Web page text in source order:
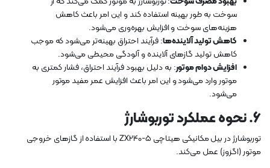
سوخت به طور بهینه استفاده کند و این امر باعث کاهش
هزینه‌های سوخت و افزایش بهره‌وری می‌شود.
کاهش تولید آلاینده‌ها: فرآیند احتراق بهینه‌تر می‌شود که موجب
کاهش تولید گازهای آلاینده و آلودگی محیطی می‌شود.
افزایش دوام موتور: به دلیل بهبود فرآیند احتراق، فشار کمتری به
موتور وارد می‌شود و این امر باعث افزایش عمر مفید موتور
می‌شود.
6. نحوه عملکرد توربوشارژ
توربوشارژ در بیل مکانیکی هیتاچی ZX240-5 با استفاده از گازهای خروجی
موتور (اگزوز) عمل می‌کند.